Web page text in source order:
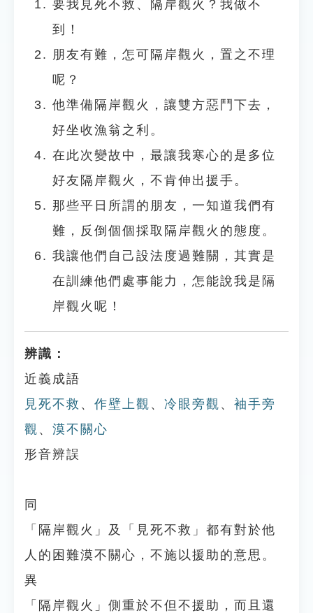
要我見死不救、隔岸觀火？我做不
到！
朋友有難，怎可隔岸觀火，置之不理
呢？
他準備隔岸觀火，讓雙方惡鬥下去，
好坐收漁翁之利。
在此次變故中，最讓我寒心的是多位
好友隔岸觀火，不肯伸出援手。
那些平日所謂的朋友，一知道我們有
難，反倒個個採取隔岸觀火的態度。
我讓他們自己設法度過難關，其實是
在訓練他們處事能力，怎能說我是隔
岸觀火呢！
辨識：
近義成語
見死不救 、 作壁上觀 、 冷眼旁觀 、 袖手旁
觀 、 漠不關心
形音辨誤
同
「隔岸觀火」及「見死不救」都有對於他
人的困難漠不關心，不施以援助的意思。
異
「隔岸觀火」側重於不但不援助，而且還